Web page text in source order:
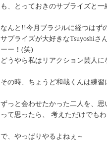
も、とっておきのサプライズと
なんと!!今月ブラジルに経つはず
サプライズが大好きなTsuyoshiさ
ーー！(笑)
どうやら私はリアクション芸人
その時、ちょうど和哉くんは練
ずっと会わせたかった二人を、思
って思ったら、 考えただけでも
で、やっぱりやるよねぇ～